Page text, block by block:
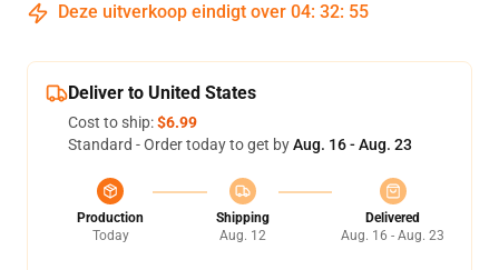
Deze uitverkoop eindigt over 04: 32: 54
Deliver to United States
Cost to ship:$6.99
Standard - Order today to get byAug. 16 - Aug. 23
Production
Today
Shipping
Aug. 12
Delivered
Aug. 16 - Aug. 23